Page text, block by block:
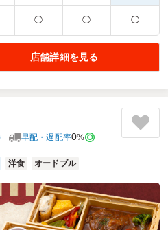
が良かった。
部
りに配達しくれて安心しまし
で注文できて、送料が無料なの
議を持つときは注文したいと思
で６００円くらいのお弁当なら
会議
比：
男女混合
02/24
◯ ◯ ◯
店舗詳細を見る
早配・遅配率0%
洋食 オードブル